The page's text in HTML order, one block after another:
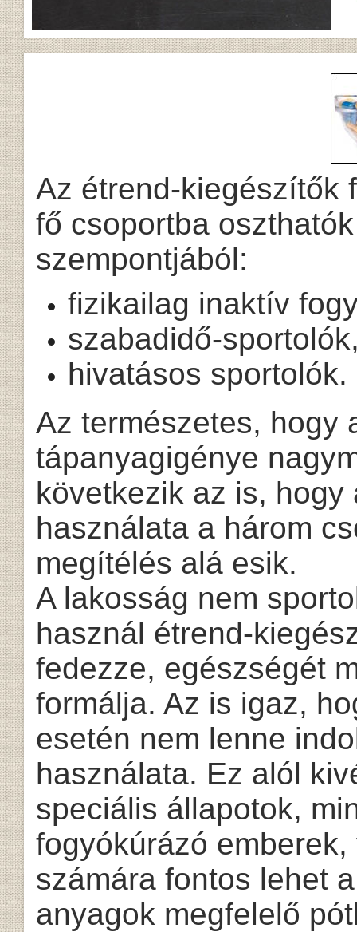
Az étrend-kiegészítők
fő csoportba
szempontjából:
fizikailag inaktív
szabadidő-
hivatásos sportolók.
Az természetes, hogy
tápanyagigénye
következik az is,
használata a három
megítélés alá esik.
A lakosság nem
használ étrend-
fedezze, egészségét
formálja. Az is igaz,
esetén nem lenne
használata. Ez alól
speciális állapotok,
fogyókúrázó
számára fontos lehet
anyagok megfelelő